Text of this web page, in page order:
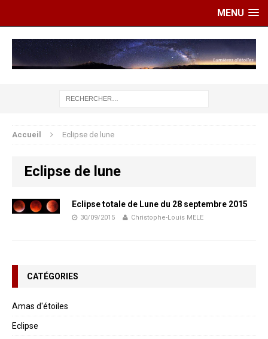
MENU
Accueil Eclipse de lune
Eclipse de lune
Eclipse totale de Lune du 28 septembre 2015
30/09/2015 Christophe-Louis MELE
CATÉGORIES
Amas d'étoiles
Eclipse